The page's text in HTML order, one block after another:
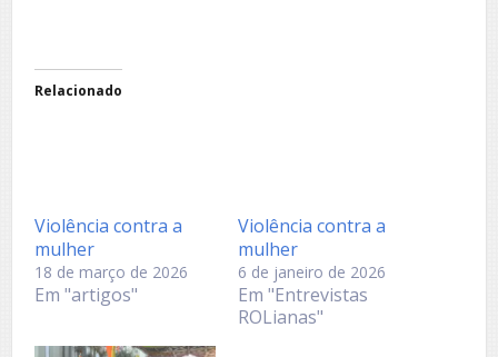
Relacionado
Violência contra a
mulher
18 de março de 2026
Em "artigos"
Violência contra a
mulher
6 de janeiro de 2026
Em "Entrevistas
ROLianas"